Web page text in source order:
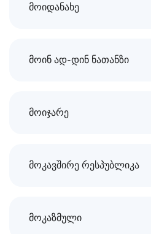
მოიდანახე
მოინ ად-დინ ნათანზი
მოიჯარე
მოკავშირე რესპუბლიკა
მოკაზმული